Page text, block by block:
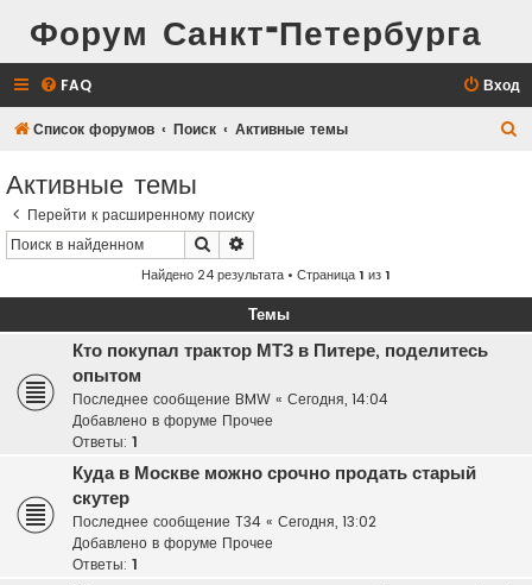
Форум Санкт-Петербурга
FAQ Вход
Список форумов Поиск Активные темы
Активные темы
Перейти к расширенному поиску
Поиск
Найдено 24 результата • Страница1 из1
Темы
Кто покупал трактор МТЗ в Питере, поделитесь
опытом
Последнее сообщение BMW « Сегодня, 14:04
Добавлено в форуме Прочее
Ответы: 1
Куда в Москве можно срочно продать старый
скутер
Последнее сообщение T34 « Сегодня, 13:02
Добавлено в форуме Прочее
Ответы: 1